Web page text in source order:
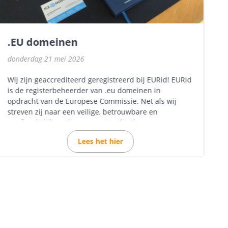
.EU domeinen
donderdag 21 mei 2026
Wij zijn geaccrediteerd geregistreerd bij EURid! EURid
is de registerbeheerder van .eu domeinen in
opdracht van de Europese Commissie. Net als wij
streven zij naar een veilige, betrouwbare en
onafhankelijke online omgeving die de Europese
Lees het hier